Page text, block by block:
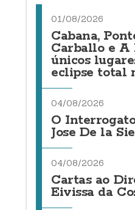
01/08/2026
Cabana,
Carballo e A
únicos
eclipse total
04/08/2026
O
Jose De la
04/08/2026
Cartas ao
Eivissa da